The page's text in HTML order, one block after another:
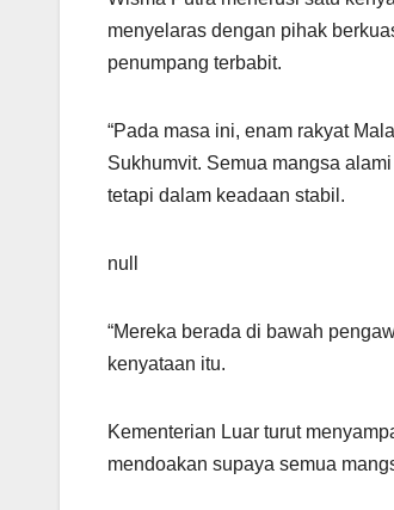
menyelaras dengan pihak
penumpang terbabit.
“Pada masa ini, enam rakyat
Sukhumvit. Semua mangsa
tetapi dalam keadaan stabil.
null
“Mereka berada di bawah
kenyataan itu.
Kementerian Luar turut
mendoakan supaya semua